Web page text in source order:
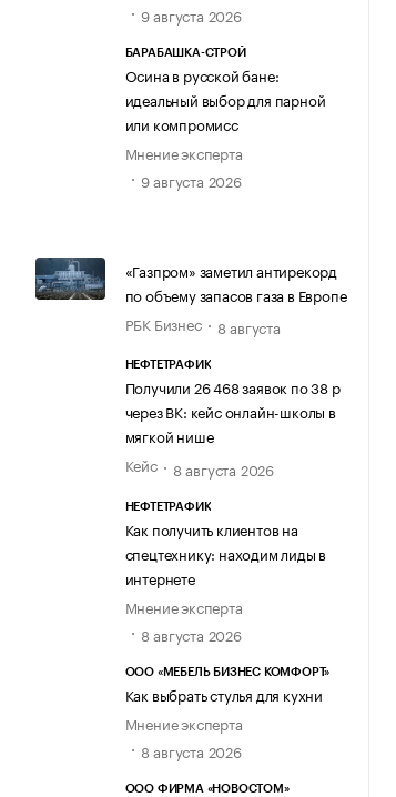
9 августа 2026
БАРАБАШКА-СТРОЙ
Осина в русской бане:
идеальный выбор для парной
или компромисс
Мнение эксперта
9 августа 2026
«Газпром» заметил антирекорд
по объему запасов газа в Европе
РБК Бизнес
8 августа
НЕФТЕТРАФИК
Получили 26 468 заявок по 38 р
через ВК: кейс онлайн-школы в
мягкой нише
Кейс
8 августа 2026
НЕФТЕТРАФИК
Как получить клиентов на
спецтехнику: находим лиды в
интернете
Мнение эксперта
8 августа 2026
ООО «МЕБЕЛЬ БИЗНЕС КОМФОРТ»
Как выбрать стулья для кухни
Мнение эксперта
8 августа 2026
ООО ФИРМА «НОВОСТОМ»